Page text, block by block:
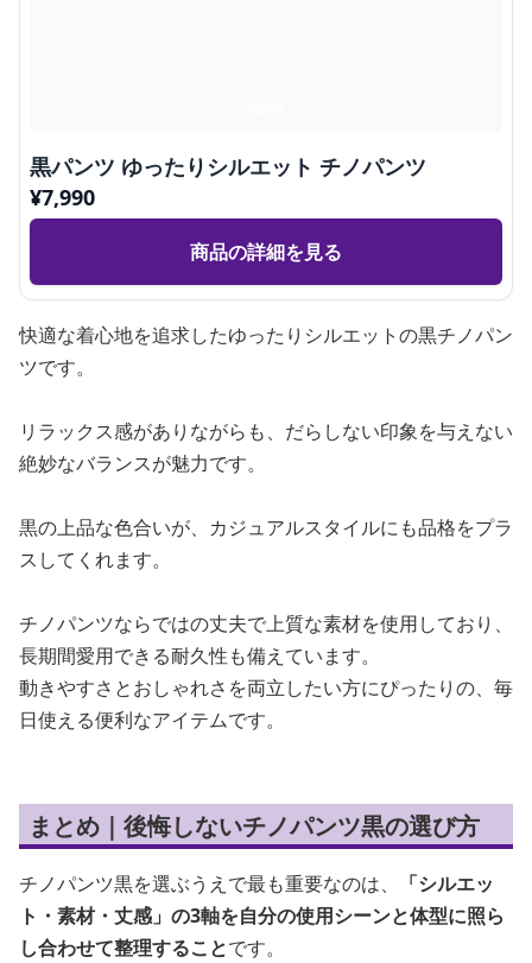
黒パンツ ゆったりシルエット チノパンツ
¥7,990
商品の詳細を見る
快適な着心地を追求したゆったりシルエットの黒チノパン
ツです。
リラックス感がありながらも、だらしない印象を与えない
絶妙なバランスが魅力です。
黒の上品な色合いが、カジュアルスタイルにも品格をプラ
スしてくれます。
チノパンツならではの丈夫で上質な素材を使用しており、
長期間愛用できる耐久性も備えています。
動きやすさとおしゃれさを両立したい方にぴったりの、毎
日使える便利なアイテムです。
まとめ｜後悔しないチノパンツ黒の選び方
チノパンツ黒を選ぶうえで最も重要なのは、
「シルエッ
ト・素材・丈感」の3軸を自分の使用シーンと体型に照ら
し合わせて整理することです。